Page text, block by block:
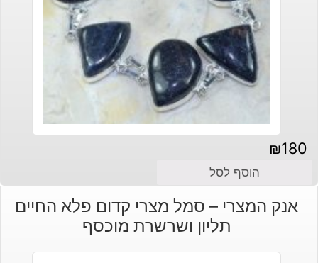
₪180
הוסף לסל
אנק המצרי – סמל מצרי קדום פלא החיים
תליון ושרשרת מוכסף